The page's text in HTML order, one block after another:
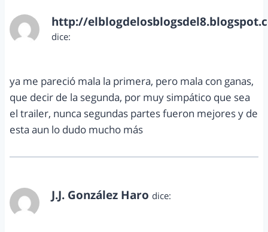
http://
dice:
ya me pareció mala la primera, pero mala con ganas,
que decir de la segunda, por muy simpático que sea
el trailer, nunca segundas partes fueron mejores y de
esta aun lo dudo mucho más
J.J. González Haro dice: